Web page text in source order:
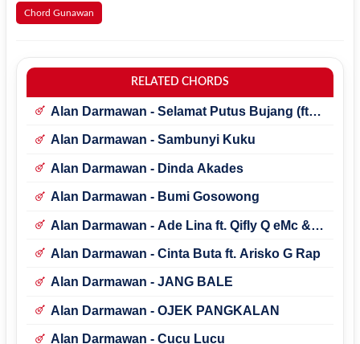
Chord Gunawan
RELATED CHORDS
Alan Darmawan - Selamat Putus Bujang (ft
Alan Darmawan - Sambunyi Kuku
Alan Darmawan - Dinda Akades
Alan Darmawan - Bumi Gosowong
Alan Darmawan - Ade Lina ft. Qifly Q eMc &
Alan Darmawan - Cinta Buta ft. Arisko G Rap
Alan Darmawan - JANG BALE
Alan Darmawan - OJEK PANGKALAN
Alan Darmawan - Cucu Lucu